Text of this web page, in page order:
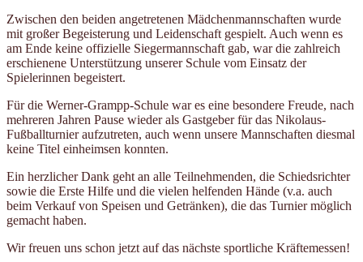
Zwischen den beiden angetretenen Mädchenmannschaften wurde
mit großer Begeisterung und Leidenschaft gespielt. Auch wenn es
am Ende keine offizielle Siegermannschaft gab, war die zahlreich
erschienene Unterstützung unserer Schule vom Einsatz der
Spielerinnen begeistert.
Für die Werner-Grampp-Schule war es eine besondere Freude, nach
mehreren Jahren Pause wieder als Gastgeber für das Nikolaus-
Fußballturnier aufzutreten, auch wenn unsere Mannschaften diesmal
keine Titel einheimsen konnten.
Ein herzlicher Dank geht an alle Teilnehmenden, die Schiedsrichter
sowie die Erste Hilfe und die vielen helfenden Hände (v.a. auch
beim Verkauf von Speisen und Getränken), die das Turnier möglich
gemacht haben.
Wir freuen uns schon jetzt auf das nächste sportliche Kräftemessen!